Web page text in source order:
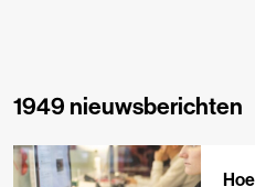
1949 nieuwsberichten